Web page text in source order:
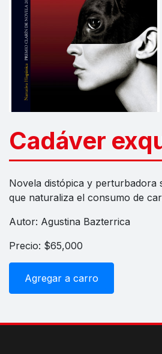
Cadáver
Novela distópica y perturbadora
que naturaliza el consumo de
Autor: Agustina Bazterrica
Precio: $65,000
Agregar a carro